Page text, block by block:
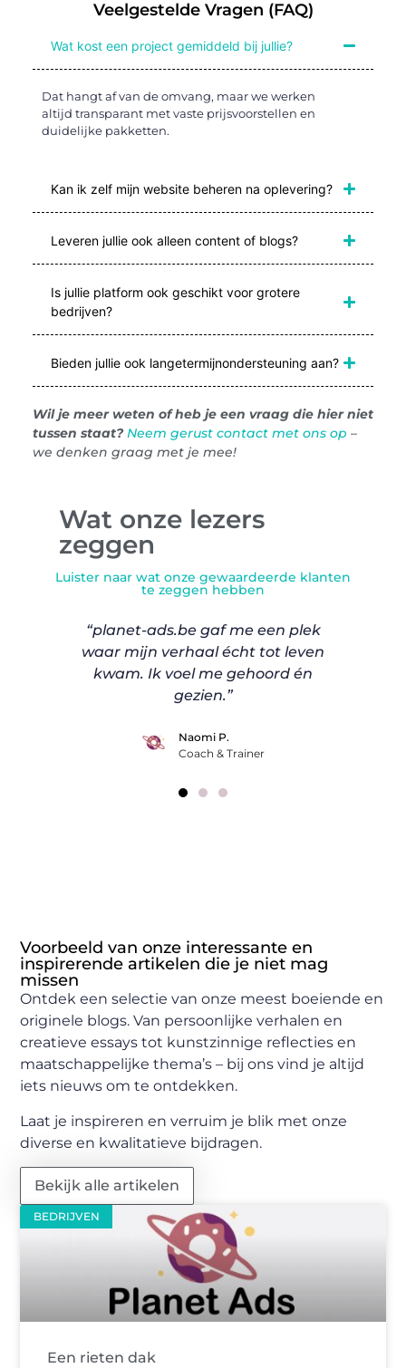
Veelgestelde Vragen (FAQ)
Wat kost een project gemiddeld bij jullie?
Dat hangt af van de omvang, maar we werken
altijd transparant met vaste prijsvoorstellen en
duidelijke pakketten.
Kan ik zelf mijn website beheren na oplevering?
Leveren jullie ook alleen content of blogs?
Is jullie platform ook geschikt voor grotere
bedrijven?
Bieden jullie ook langetermijnondersteuning aan?
Wil je meer weten of heb je een vraag die hier niet
tussen staat? Neem gerust contact met ons op –
we denken graag met je mee!
Wat onze lezers
zeggen
Luister naar wat onze gewaardeerde klanten
te zeggen hebben
“planet-ads.be gaf me een plek
waar mijn verhaal écht tot leven
kwam. Ik voel me gehoord én
gezien.”
Naomi P.
Coach & Trainer
Voorbeeld van onze interessante en
inspirerende artikelen die je niet mag
missen
Ontdek een selectie van onze meest boeiende en
originele blogs. Van persoonlijke verhalen en
creatieve essays tot kunstzinnige reflecties en
maatschappelijke thema’s – bij ons vind je altijd
iets nieuws om te ontdekken.
Laat je inspireren en verruim je blik met onze
diverse en kwalitatieve bijdragen.
Bekijk alle artikelen
BEDRIJVEN
Een rieten dak